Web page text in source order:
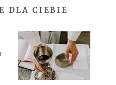
DLA CIEBIE